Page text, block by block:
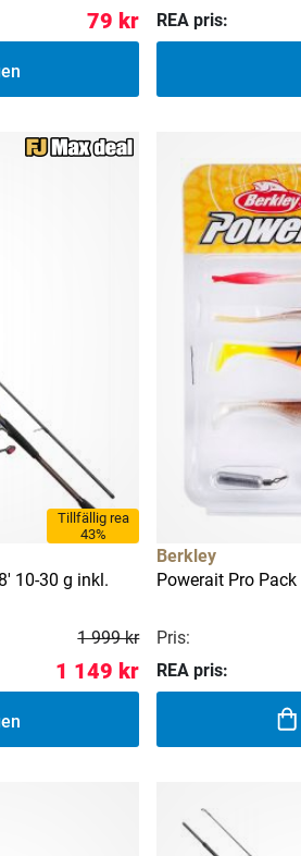
79 kr
REA pris:
Tillfällig rea
43%
10-30 g inkl.
1 999 kr
1 149 kr
Berkley
Powerait Pro
Pris:
REA pris: